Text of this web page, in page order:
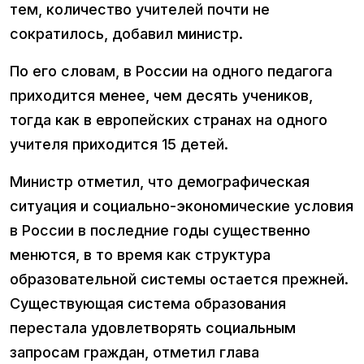
тем, количество учителей почти не
сократилось, добавил министр.
По его словам, в России на одного педагога
приходится менее, чем десять учеников,
тогда как в европейских странах на одного
учителя приходится 15 детей.
Министр отметил, что демографическая
ситуация и социально-экономические условия
в России в последние годы существенно
менются, в то время как структура
образовательной системы остается прежней.
Существующая система образования
перестала удовлетворять социальным
запросам граждан, отметил глава